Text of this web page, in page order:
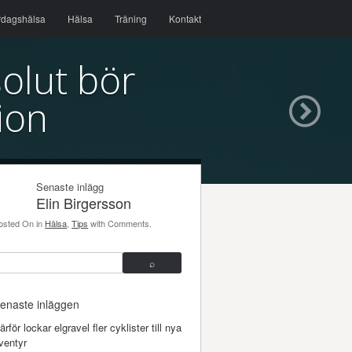
Hälsa Träning Kontakt
bör
Senaste inlägg
Elin Birgersson
Onin Hälsa ,Tips withComments
inläggen
lockar elgravel fler cyklister till nya